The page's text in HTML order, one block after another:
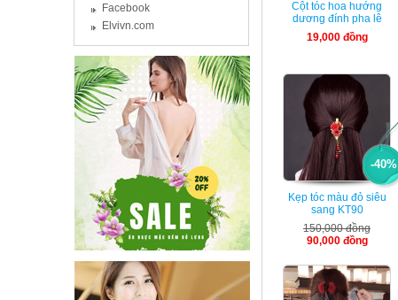
Facebook
Elvivn.com
Cột tóc hoa hướng
dương đính pha lê
19,000 đồng
-40%
Kẹp tóc màu đỏ siêu
sang KT90
150,000 đồng
90,000 đồng